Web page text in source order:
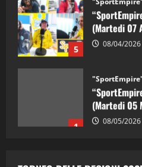
5
(Martedi 07
1
(Martedi 05